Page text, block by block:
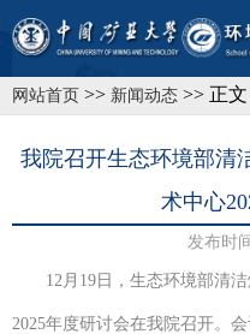
网站首页 >> 新闻动态 >> 正文
我院召开生态环境部清
术中心
发布时
12月19日，生态环境部清
2025年度研讨会在我院召开。